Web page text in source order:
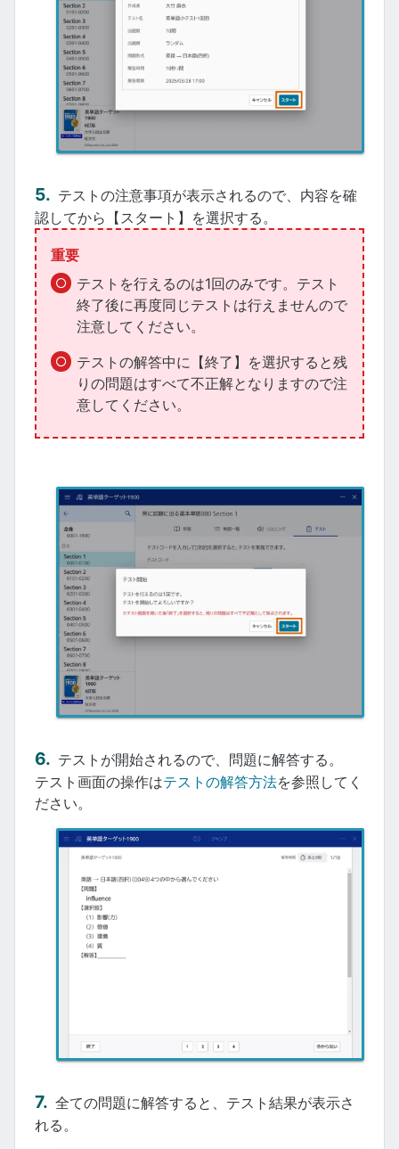
テストの注意事項が表示されるので、内容を確
認してから【スタート】を選択する。
重要
テストを行えるのは1回のみです。テスト
終了後に再度同じテストは行えませんので
注意してください。
テストの解答中に【終了】を選択すると残
りの問題はすべて不正解となりますので注
意してください。
テストが開始されるので、問題に解答する。
テスト画面の操作はテストの解答方法を参照してく
ださい。
全ての問題に解答すると、テスト結果が表示さ
れる。